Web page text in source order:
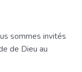
sommes invités
de Dieu au